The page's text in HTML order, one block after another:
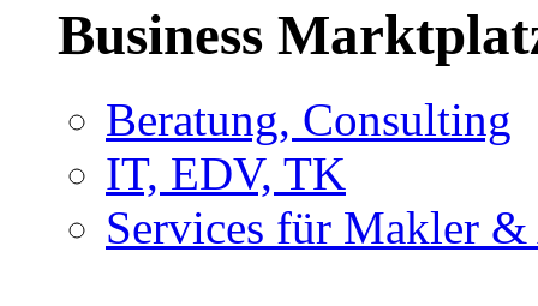
Business
Beratung, Consulting
IT, EDV, TK
Services für Makler &